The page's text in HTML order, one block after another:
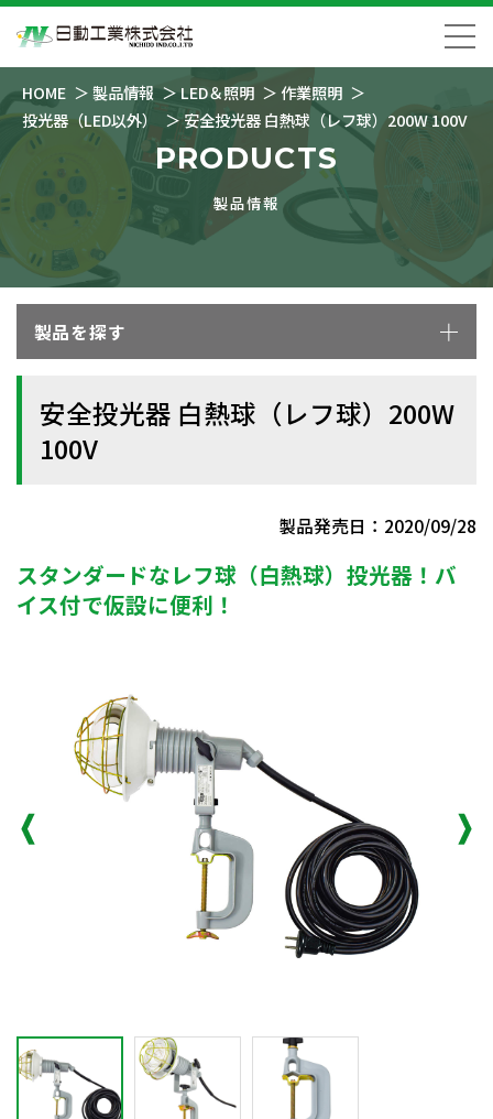
HOME 製品情報 LED＆照明
作業照明
投光器（LED以外）
安全投光器 白熱球（レフ球）200W 100V
PRODUCTS
製品情報
製品を探す
安全投光器 白熱球（レフ球）200W
100V
製品発売日：2020/09/28
スタンダードなレフ球（白熱球）投光器！バ
イス付で仮設に便利！